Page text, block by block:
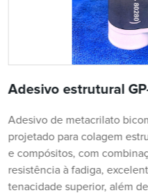
Adesivo estrutural
Adesivo de metacrilato
projetado para colagem
e compósitos, com
resistência à fadiga,
tenacidade superior, além